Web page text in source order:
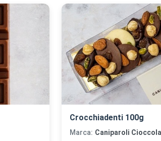
Crocchiadenti 100g
Marca: Caniparoli